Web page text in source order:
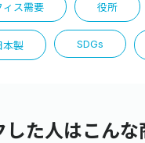
ィス需要 役所
本製 SDGs
した人はこん